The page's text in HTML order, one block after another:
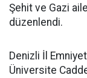
Şehit ve Gazi
düzenlendi.
Denizli İl
Üniversite